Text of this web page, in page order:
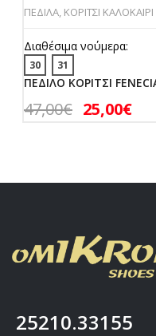
ΠΕΔΙΛΑ, ΚΟΡΙΤΣΙ ΚΑΛΟΚΑΙΡΙ
Διαθέσιμα νούμερα:
30 31
ΠΕΔΙΛΟ ΚΟΡΙΤΣΙ
47,00€ 25,00€
25210.33155